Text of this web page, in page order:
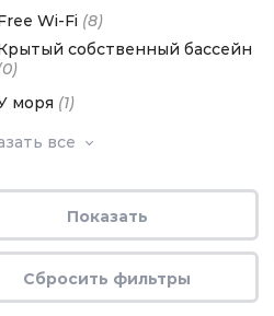
Wi-Fi (8)
собственный бассейн
0)
моря (1)
все